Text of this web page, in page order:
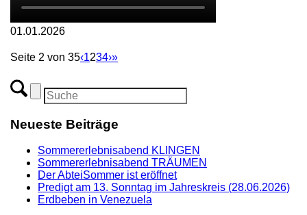
01.01.2026
Seite 2 von 35‹1234›»
Neueste Beiträge
Sommererlebnisabend KLINGEN
Sommererlebnisabend TRÄUMEN
Der AbteiSommer ist eröffnet
Predigt am 13. Sonntag im Jahreskreis (28.06.2026)
Erdbeben in Venezuela